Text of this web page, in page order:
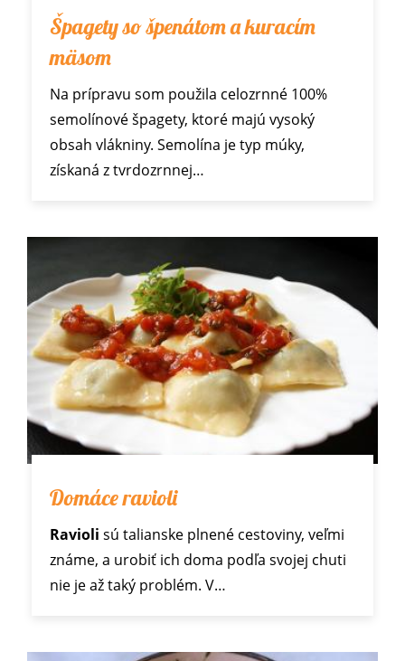
Špagety so špenátom a kuracím
mäsom
Na prípravu som použila celozrnné 100%
semolínové špagety, ktoré majú vysoký
obsah vlákniny. Semolína je typ múky,
získaná z tvrdozrnnej…
Domáce ravioli
Ravioli sú talianske plnené cestoviny, veľmi
známe, a urobiť ich doma podľa svojej chuti
nie je až taký problém. V…